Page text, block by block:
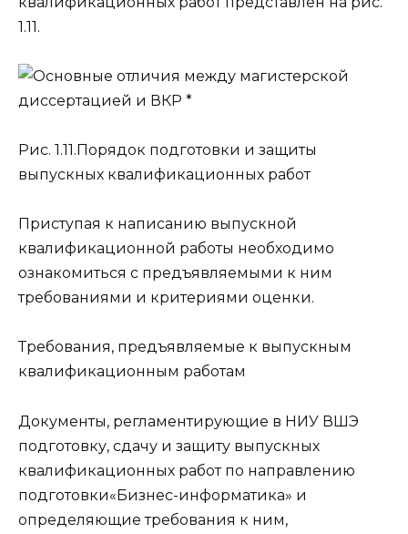
1.11.
Рис. 1.11.Порядок подготовки и защиты
выпускных квалификационных работ
Приступая к написанию выпускной
квалификационной работы необходимо
ознакомиться с предъявляемыми к ним
требованиями и критериями оценки.
Требования, предъявляемые к выпускным
квалификационным работам
Документы, регламентирующие в НИУ ВШЭ
подготовку, сдачу и защиту выпускных
квалификационных работпо направлению
подготовки«Бизнес-информатика» и
определяющие требования к ним,